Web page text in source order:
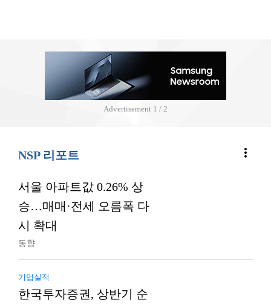
Advertisement 2 / 2
NSP 리포트 more_vert
서울 아파트값 0.26% 상
승…매매·전세 오름폭 다
시 확대
동향
기업실적
한국투자증권, 상반기 순